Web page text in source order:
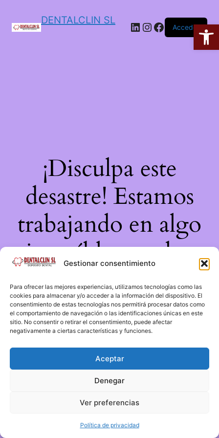
Gestionar consentimiento
Para ofrecer las mejores experiencias, utilizamos tecnologías como las
cookies para almacenar y/o acceder a la información del dispositivo. El
consentimiento de estas tecnologías nos permitirá procesar datos como
el comportamiento de navegación o las identificaciones únicas en este
sitio. No consentir o retirar el consentimiento, puede afectar
negativamente a ciertas características y funciones.
Aceptar
Denegar
Ver preferencias
Política de privacidad
DENTALCLIN SL
Acceder
¡Disculpa este
desastre! Estamos
trabajando en algo
increíble, ¡vuelve
pronto!